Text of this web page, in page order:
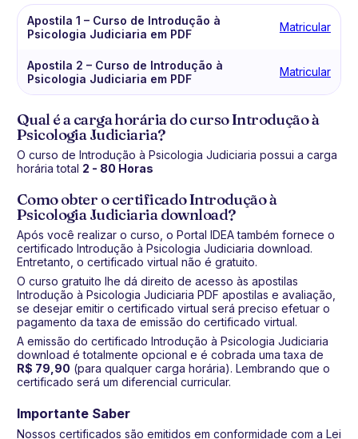
Apostila 1 – Curso de Introdução à
Psicologia Judiciaria em PDF
Matricular
Apostila 2 – Curso de Introdução à
Psicologia Judiciaria em PDF
Matricular
Qual é a carga horária do curso Introdução à
Psicologia Judiciaria?
O curso de Introdução à Psicologia Judiciaria possui a carga
horária total 2 - 80 Horas
Como obter o certificado Introdução à
Psicologia Judiciaria download?
Após você realizar o curso, o Portal IDEA também fornece o
certificado Introdução à Psicologia Judiciaria download.
Entretanto, o certificado virtual não é gratuito.
O curso gratuito lhe dá direito de acesso às apostilas
Introdução à Psicologia Judiciaria PDF apostilas e avaliação,
se desejar emitir o certificado virtual será preciso efetuar o
pagamento da taxa de emissão do certificado virtual.
A emissão do certificado Introdução à Psicologia Judiciaria
download é totalmente opcional e é cobrada uma taxa de
R$ 79,90 (para qualquer carga horária). Lembrando que o
certificado será um diferencial curricular.
Importante Saber
Nossos certificados são emitidos em conformidade com a Lei